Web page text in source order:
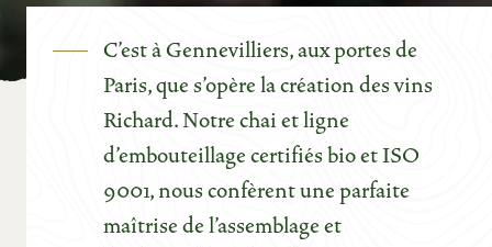
C'est à Gennevilliers, aux portes de
Paris, que s'opère la création des vins
Richard. Notre chai et ligne
d'embouteillage certifiés bio et ISO
9001, nous confèrent une parfaite
maîtrise de l'assemblage et